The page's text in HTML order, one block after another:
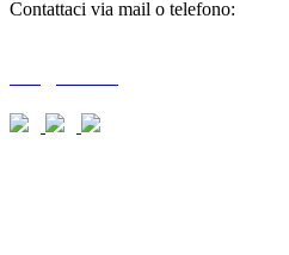
Contattaci via mail o telefono: